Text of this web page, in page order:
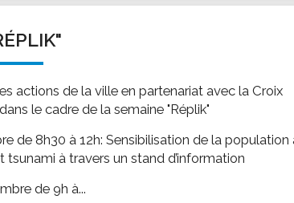
actions de la ville en partenariat avec la Croix
le cadre de la semaine "Réplik"
de 8h30 à 12h: Sensibilisation de la population
tsunami à travers un stand d’information
de 9h à...